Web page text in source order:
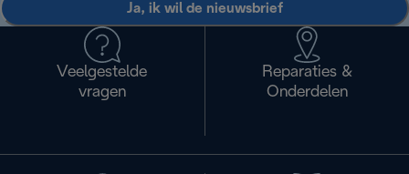
Ja, ik wil de nieuwsbrief
Veelgestelde
vragen
Reparaties &
Onderdelen